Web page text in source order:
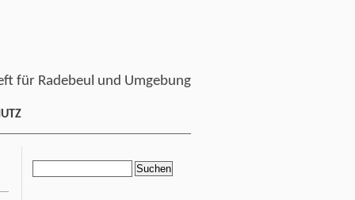
für Radebeul und Umgebung